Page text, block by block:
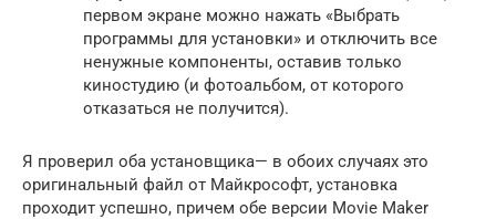
первом экране можно нажать «Выбрать
программы для установки» и отключить все
ненужные компоненты, оставив только
киностудию (и фотоальбом, от которого
отказаться не получится).
Я проверил оба установщика— в обоих случаях это
оригинальный файл от Майкрософт, установка
проходит успешно, причем обе версии Movie Maker